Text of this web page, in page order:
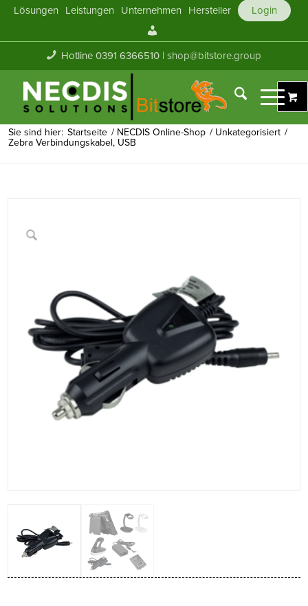
Lösungen Leistungen Unternehmen Hersteller
Login
Konto
Hotline 0391 6366510 |shop@bitstore.group
Sie sind hier: Startseite / NECDIS Online-Shop / Unkategorisiert /
Zebra Verbindungskabel, USB